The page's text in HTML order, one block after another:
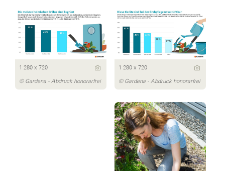
1 280 x 720
© Gardena - Abdruck honorarfrei
1 280 x 720
© Gardena - Abdruck honorarfrei